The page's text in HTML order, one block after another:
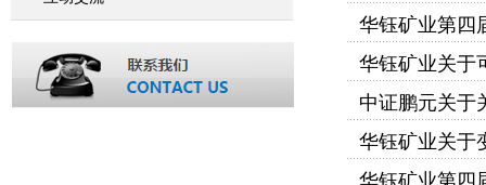
华钰矿业第四
华钰矿业关于
中证鹏元关于
华钰矿业关于
华钰矿业第四